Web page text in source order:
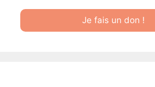
Je fais un don !